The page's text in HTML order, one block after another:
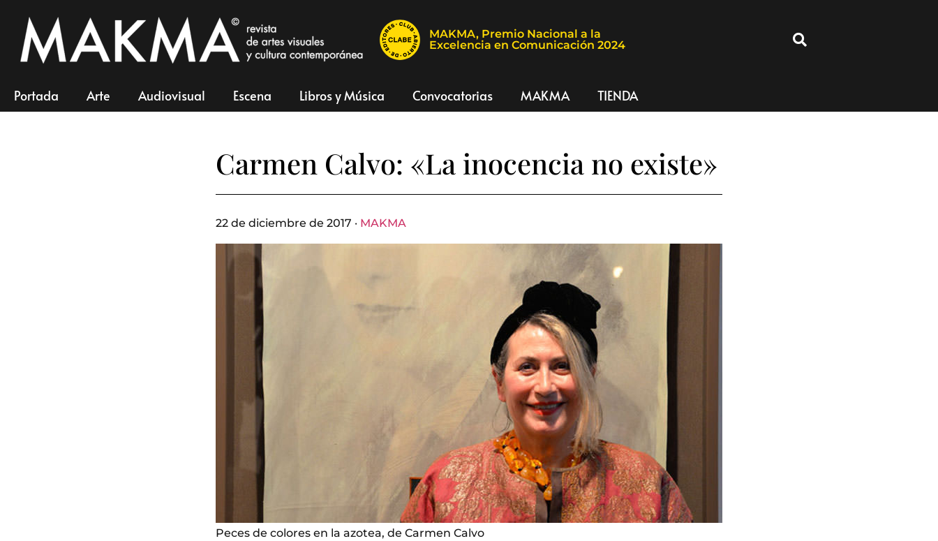
MAKMA, Premio Nacional a la
Excelencia en Comunicación 2024
Portada Arte Audiovisual Escena Libros y Música Convocatorias MAKMA TIENDA
Carmen Calvo: «La inocencia no existe»
22 de diciembre de 2017 · MAKMA
Peces de colores en la azotea, de Carmen Calvo